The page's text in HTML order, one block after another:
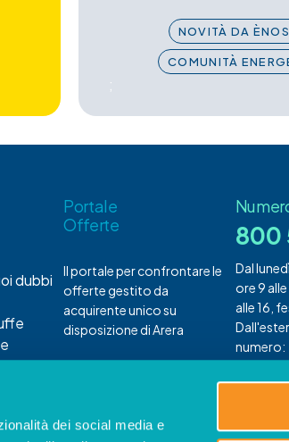
dei social media e
NOVITÀ DA
COMUNITÀ
;
dubbi
Portale
Offerte
Il portale per confrontare le
offerte gestito da
acquirente unico su
disposizione di Arera
800
Dal
ore 9 alle
alle 16,
numero: